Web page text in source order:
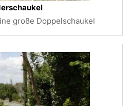
große Doppelschaukel